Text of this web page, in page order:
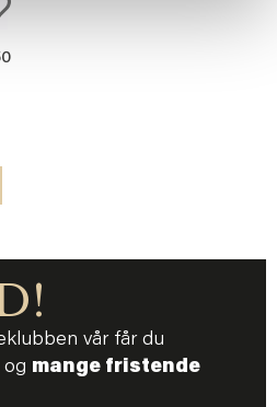
vår får du
og mange fristende